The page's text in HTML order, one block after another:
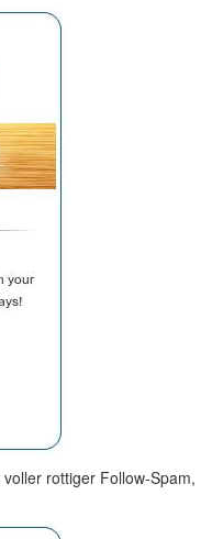
rottiger Follow-Spam,